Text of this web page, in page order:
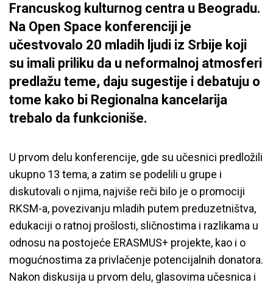
Francuskog kulturnog centra u Beogradu.
Na Open Space konferenciji je
učestvovalo 20 mladih ljudi iz Srbije koji
su imali priliku da u neformalnoj atmosferi
predlažu teme, daju sugestije i debatuju o
tome kako bi Regionalna kancelarija
trebalo da funkcioniše.
U prvom delu konferencije, gde su učesnici predložili
ukupno 13 tema, a zatim se podelili u grupe i
diskutovali o njima, najviše reči bilo je o promociji
RKSM-a, povezivanju mladih putem preduzetništva,
edukaciji o ratnoj prošlosti, sličnostima i razlikama u
odnosu na postojeće ERASMUS+ projekte, kao i o
mogućnostima za privlačenje potencijalnih donatora.
Nakon diskusija u prvom delu, glasovima učesnica i